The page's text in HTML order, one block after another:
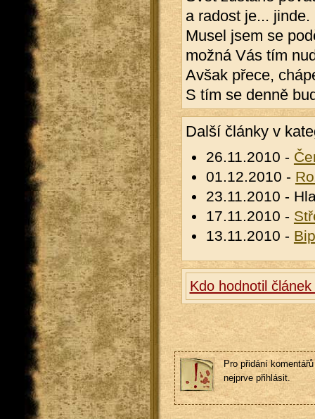
a radost je... jinde.
Musel jsem se
možná Vás tím
Avšak přece,
S tím se denně
Další články v
26.11.2010 -
01.12.2010 -
23.11.2010 -
17.11.2010 -
13.11.2010 -
Kdo hodnotil článek
Pro přidání
nejprve přihlásit.